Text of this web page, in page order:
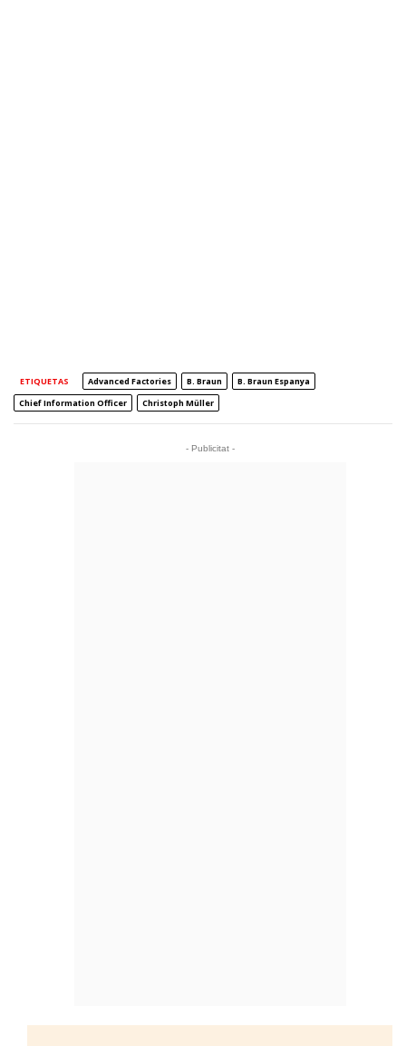
ETIQUETAS Advanced Factories B. Braun
B. Braun Espanya
Chief Information Officer
Christoph Müller
- Publicitat -